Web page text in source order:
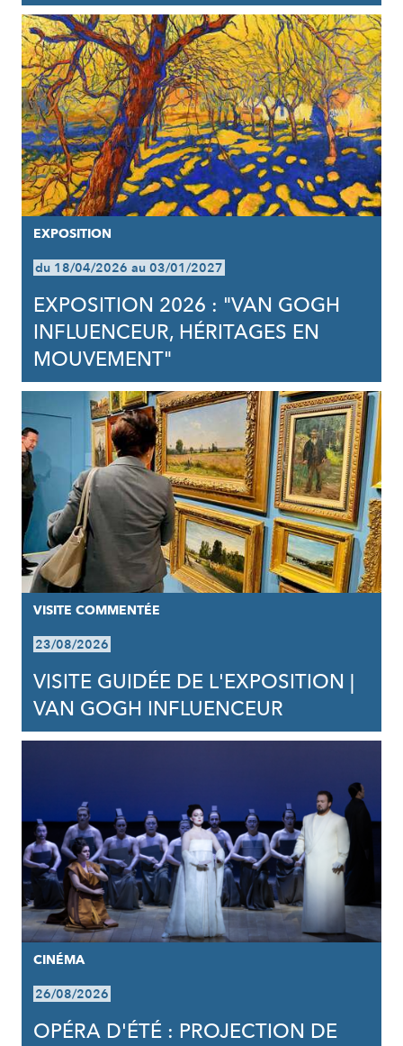
EXPOSITION
du 18/04/2026 au 03/01/2027
EXPOSITION 2026 : "VAN GOGH
INFLUENCEUR, HÉRITAGES EN
MOUVEMENT"
VISITE COMMENTÉE
23/08/2026
VISITE GUIDÉE DE L'EXPOSITION |
VAN GOGH INFLUENCEUR
CINÉMA
26/08/2026
OPÉRA D'ÉTÉ : PROJECTION DE